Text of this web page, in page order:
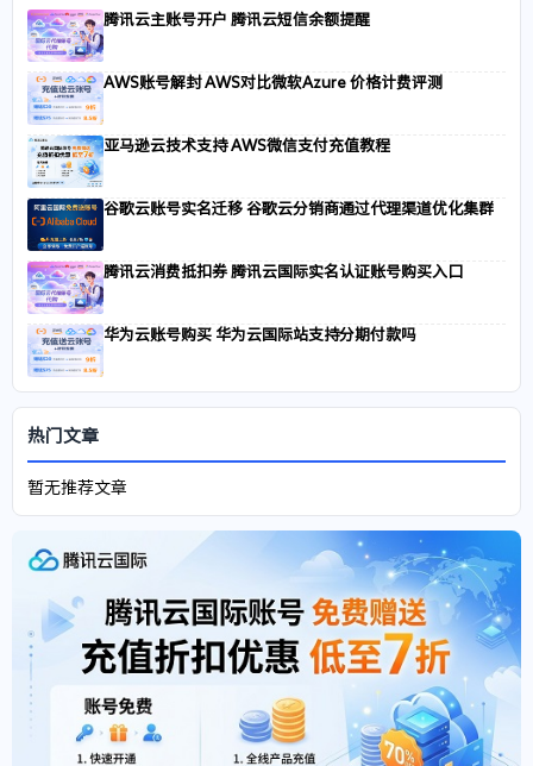
腾讯云主账号开户 腾讯云短信余额提醒
AWS账号解封 AWS对比微软Azure 价格计费评测
亚马逊云技术支持 AWS微信支付充值教程
谷歌云账号实名迁移 谷歌云分销商通过代理渠道优化集群
腾讯云消费抵扣券 腾讯云国际实名认证账号购买入口
华为云账号购买 华为云国际站支持分期付款吗
热门文章
暂无推荐文章